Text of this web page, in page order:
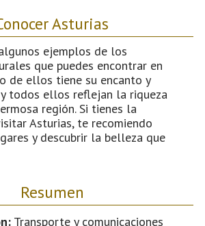
Asturias
ejemplos de los
que puedes encontrar en
de ellos tiene su encanto y
todos ellos reflejan la riqueza
región. Si tienes la
Asturias, te recomiendo
y descubrir la belleza que
Resumen
Transporte y comunicaciones